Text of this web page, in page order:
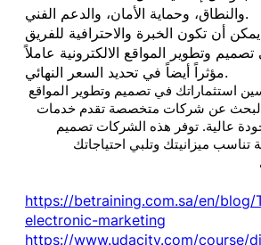
والنطاق، وحماية الأمان، والدعم الفني.
أن تكون الخبرة والاحترافية للفريق
وتطوير المواقع الالكترونية عاملاً
مؤثراً أيضاً في تحديد السعر النهائي.
استثماراتك في تصميم وتطوير المواقع
البحث عن شركات متخصصة تقدم خدمات
عالية. توفر هذه الشركات تصميم
تناسب ميزانيتك وتلبي احتياجاتك
https://betraining.com.sa/en/blog/
electronic-marketing
https://www.udacity.com/course/